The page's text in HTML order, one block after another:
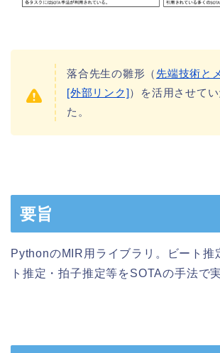
落合先生の雛形（ 先端技術と
[外部リンク]）を活用させて
た。
要旨
PythonのMIR用ライブラリ。ビート推
ト推定・拍子推定等をSOTAの手法で